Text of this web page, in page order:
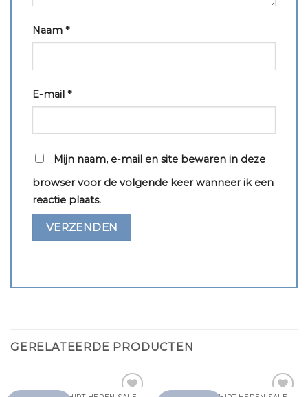
Naam *
E-mail *
Mijn naam, e-mail en site bewaren in deze
browser voor de volgende keer wanneer ik een
reactie plaats.
GERELATEERDE PRODUCTEN